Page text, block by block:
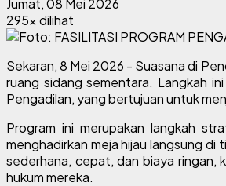
Jumat, 08 Mei 2026
295x dilihat
Sekaran, 8 Mei 2026 - Suasana di
ruang sidang sementara. Langkah
Pengadilan, yang bertujuan untuk
Program ini merupakan langkah
menghadirkan meja hijau langsung
sederhana, cepat, dan biaya ringan,
hukum mereka.